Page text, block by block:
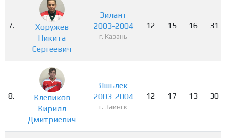
7.
Хоружев
Никита
Сергеевич
Зилант
2003-2004
г. Казань
12 15 16 31
8.
Клепиков
Кирилл
Дмитриевич
Яшьлек
2003-2004
г. Заинск
12 17 13 30